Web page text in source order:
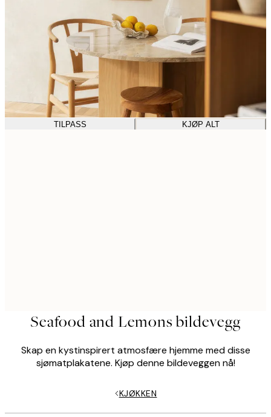
TILPASS KJØP ALT
Seafood and Lemons bildevegg
Skap en kystinspirert atmosfære hjemme med disse
sjømatplakatene. Kjøp denne bildeveggen nå!
KJØKKEN